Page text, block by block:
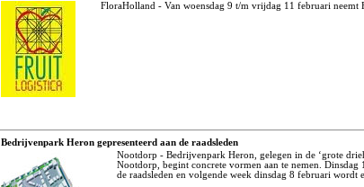
FloraHolland - Van woensdag 9 t/m vrijdag 11 februari
Bedrijvenpark Heron gepresenteerd aan de raadsleden
Nootdorp - Bedrijvenpark Heron, gelegen in de ‘grote
Nootdorp, begint concrete vormen aan te nemen.
de raadsleden en volgende week dinsdag 8 februari wordt